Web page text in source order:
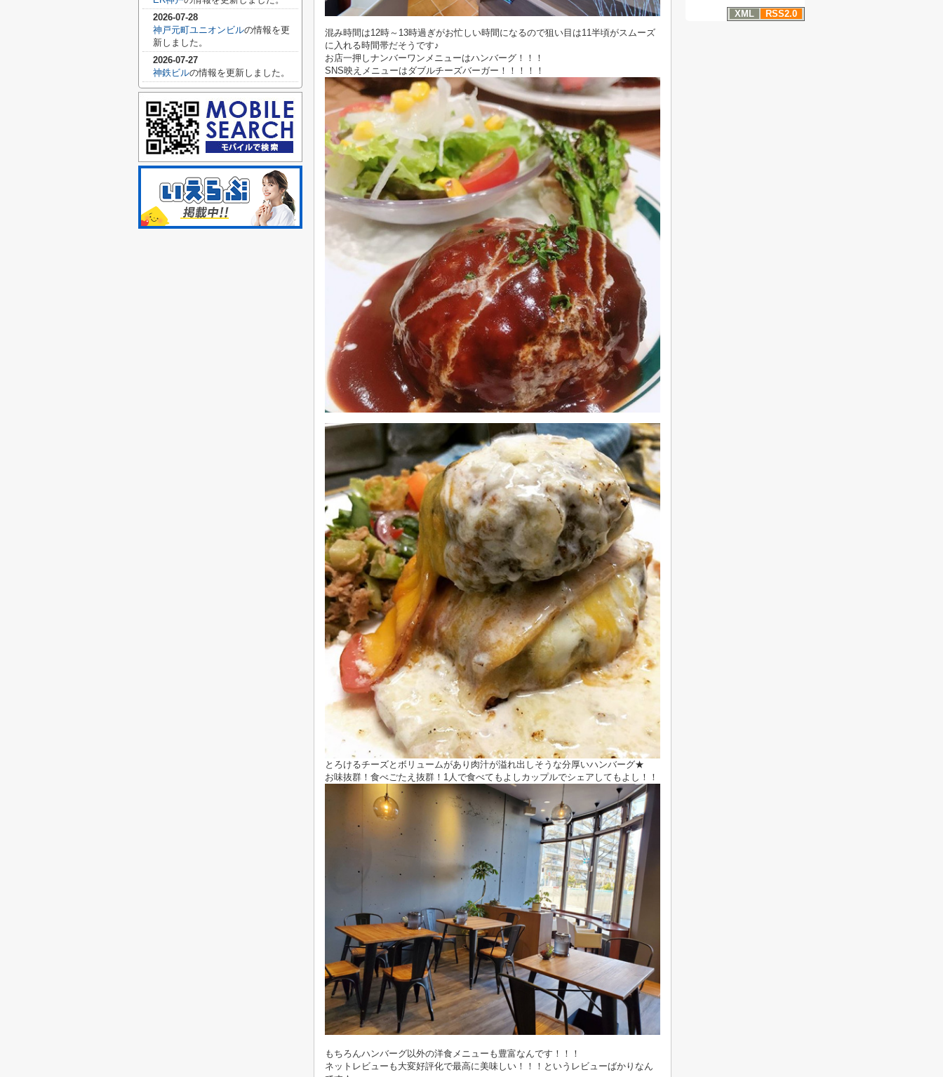
混み時間は12時～13時過ぎがお忙しい時間になるので狙い目は11半頃がスムーズ
に入れる時間帯だそうです♪
お店一押しナンバーワンメニューはハンバーグ！！！
SNS映えメニューはダブルチーズバーガー！！！！！
とろけるチーズとボリュームがあり肉汁が溢れ出しそうな分厚いハンバーグ★
お味抜群！食べごたえ抜群！1人で食べてもよしカップルでシェアしてもよし！！
もちろんハンバーグ以外の洋食メニューも豊富なんです！！！
ネットレビューも大変好評化で最高に美味しい！！！というレビューばかりなん
XML
RSS2.0
2026-07-28
神戸元町ユニオンビルの情報を更
新しました。
2026-07-27
神鉄ビルの情報を更新しました。